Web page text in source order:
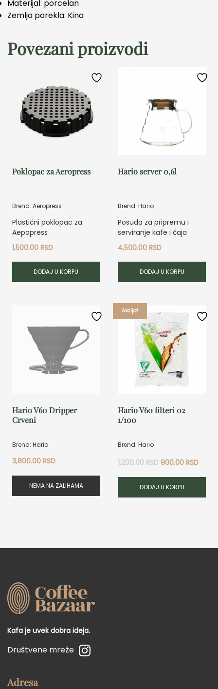
Materijal: porcelan
Zemlja porekla: Kina
Povezani proizvodi
Poklopac za Aeropress
Brend: Aeropress
Plastični poklopac za
Aepopress
1,500.00 RSD
DODAJ U KORPU
Hario server 0,6l
Brend: Hario
Posuda za pripremu i
serviranje kafe i čaja
4,500.00RSD
DODAJ U KORPU
Hario V60 Dripper
Crveni
Brend: Hario
3,800.00 RSD
NEMA NA ZALIHAMA
Akcija!
Hario V60 filteri 02
1/100
Brend: Hario
1,200.00 RSD Originalna
je
bila:
1,200.00 RSD.
900.00RSD
je:
DODAJ U KORPU
Kafa je uvek dobra ideja.
Društvene mreže
Adresa